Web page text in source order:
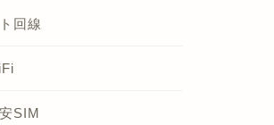
回線
SIM